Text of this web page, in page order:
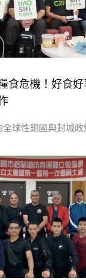
食危機！好食
球性鎖國與封城